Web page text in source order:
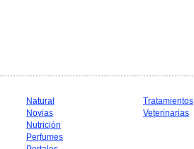
Natural
Novias
Nutrición
Perfumes
Tratamientos
Veterinarias